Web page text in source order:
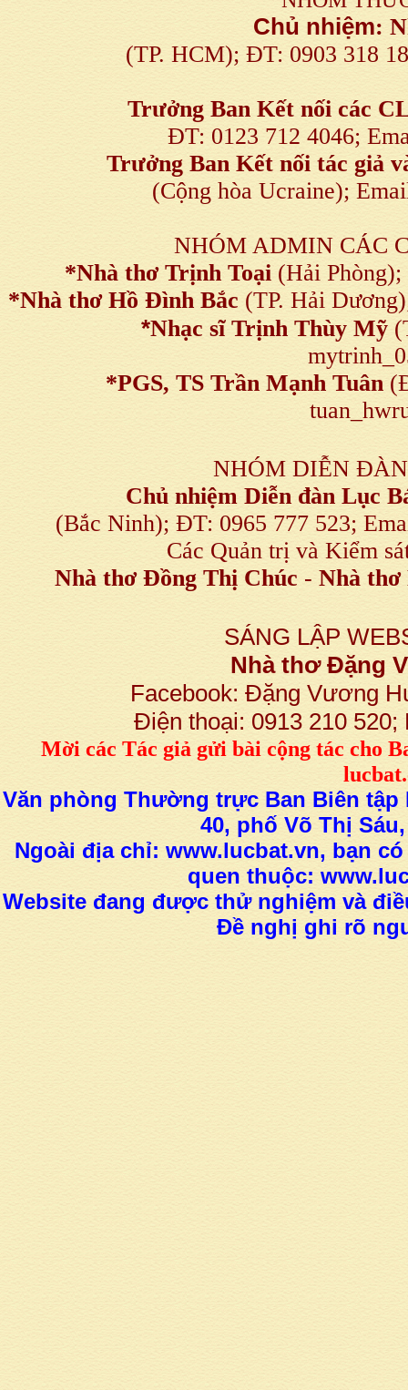
Chủ nhiệm:
(TP. HCM); ĐT: 0903 318
Trưởng Ban Kết nối các
ĐT: 0123 712 4046;
Trưởng Ban Kết nối tác giả
(Cộng hòa Ucraine);
NHÓM ADMIN CÁC
*Nhà thơ Trịnh Toại (Hải
*Nhà thơ Hồ Đình Bắc (TP. Hải
*Nhạc sĩ Trịnh Thùy Mỹ
*PGS, TS Trần Mạnh Tuân
NHÓM DIỄN
Chủ nhiệm Diễn đàn Lục
(Bắc Ninh); ĐT: 0965 777 523;
Các Quản trị và Kiểm
Nhà thơ Đồng Thị Chúc - Nhà thơ
SÁNG LẬP
Nhà thơ Đặng
Facebook: Đặng Vương
Điện thoại: 0913 210
Mời các Tác giả gửi bàicộng tác cho
Văn phòng Thường trực Ban Biên tập
40, phố Võ Thị
Ngoài địa chỉ: www.lucbat.vn, bạn
quen thuộc:
Website đang được thử nghiệm và
Đề nghị ghi rõ